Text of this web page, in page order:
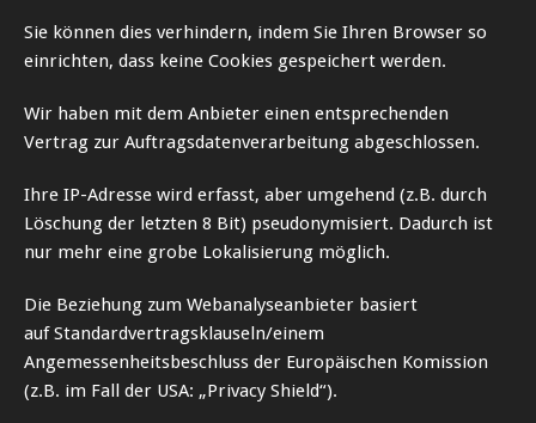
Sie können dies verhindern, indem Sie Ihren Browser so
einrichten, dass keine Cookies gespeichert werden.
Wir haben mit dem Anbieter einen entsprechenden
Vertrag zur Auftragsdatenverarbeitung abgeschlossen.
Ihre IP-Adresse wird erfasst, aber umgehend (z.B. durch
Löschung der letzten 8 Bit) pseudonymisiert. Dadurch ist
nur mehr eine grobe Lokalisierung möglich.
Die Beziehung zum Webanalyseanbieter basiert
aufStandardvertragsklauseln/einem
Angemessenheitsbeschluss der Europäischen Komission
(z.B. im Fall der USA: „Privacy Shield“).